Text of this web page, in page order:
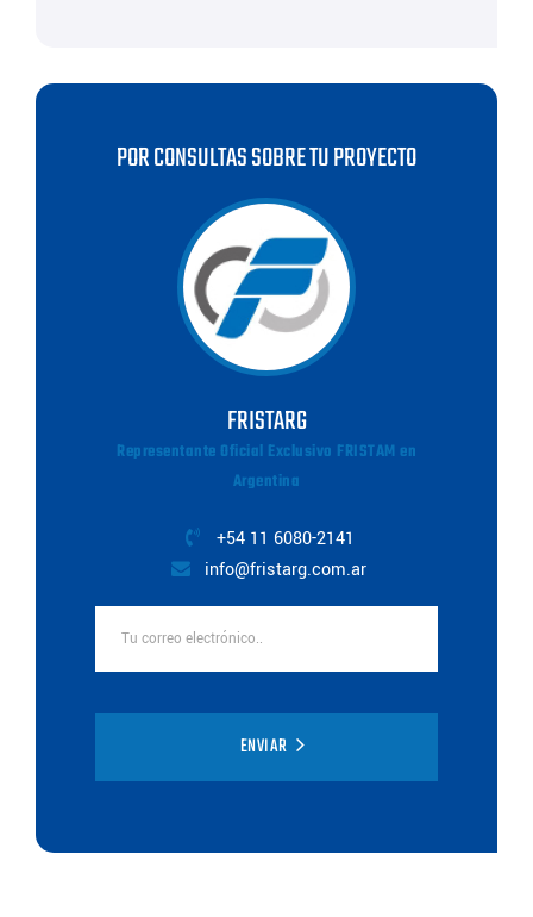
POR CONSULTAS SOBRE TU PROYECTO
FRISTARG
Representante Oficial Exclusivo FRISTAM en
Argentina
+54 11 6080-2141
info@fristarg.com.ar
ENVIAR